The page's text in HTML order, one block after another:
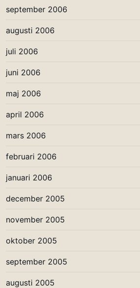
september 2006
augusti 2006
juli 2006
juni 2006
maj 2006
april 2006
mars 2006
februari 2006
januari 2006
december 2005
november 2005
oktober 2005
september 2005
augusti 2005